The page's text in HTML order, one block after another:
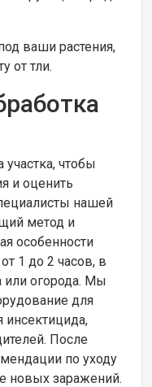
ваши растения,
от тли.
участка, чтобы
и оценить
нашей
метод и
особенности
1 до 2 часов, в
или огорода. Мы
для
инсектицида,
После
по уходу
новых заражений.